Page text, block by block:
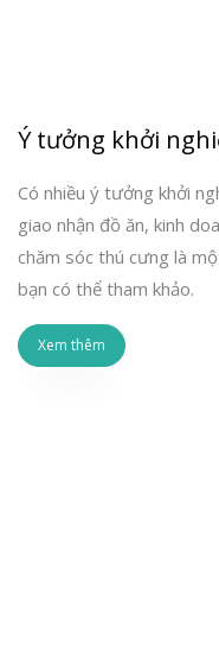
Ý tưởng khởi
Có nhiều ý tưởng khởi
giao nhận đồ ăn, kinh
chăm sóc thú cưng là
bạn có thể tham khảo.
Xem thêm